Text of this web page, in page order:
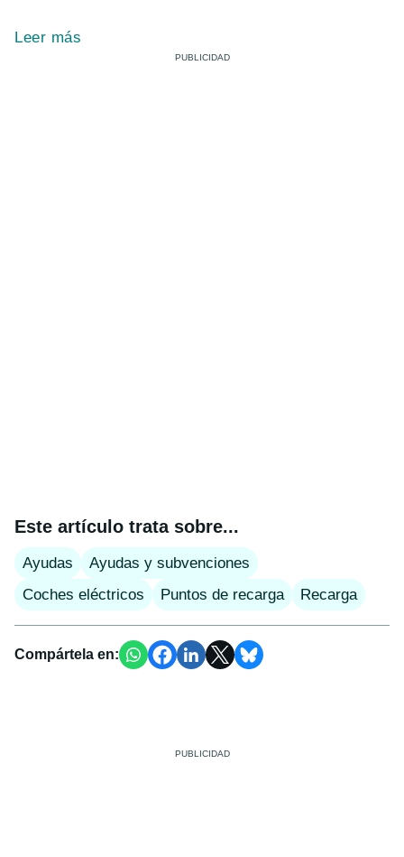
Leer más
Este artículo trata sobre...
Ayudas
Ayudas y subvenciones
Coches eléctricos
Puntos de recarga Recarga
Compártela en: